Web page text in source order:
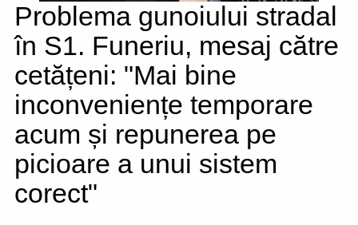
Problema gunoiului stradal
în S1. Funeriu, mesaj către
cetățeni: "Mai bine
inconveniențe temporare
acum și repunerea pe
picioare a unui sistem
corect"